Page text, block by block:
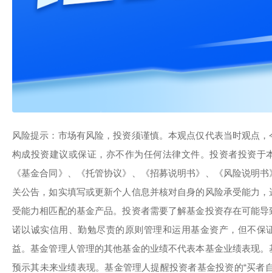
风险提示：市场有风险，投资须谨慎。本观点仅代表当时观点
构成投资建议或保证，亦不作为任何法律文件。投资者投资于
《基金合同》、《托管协议》、《招募说明书》、《风险说明
关公告，如实填写或更新个人信息并核对自身的风险承受能力
受能力相匹配的基金产品。投资者需要了解基金投资存在可能
诺以诚实信用、勤勉尽责的原则管理和运用基金资产，但不保
益。基金管理人管理的其他基金的业绩不代表本基金业绩表现
预示其未来业绩表现。基金管理人提醒投资者基金投资的“买者